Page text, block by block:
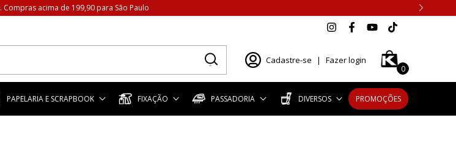
Compras acima de 199,90 para São Paulo
Cadastre-se | Fazer login
0
PAPELARIA E SCRAPBOOK FIXAÇÃO PASSADORIA DIVERSOS PROMOÇÕES